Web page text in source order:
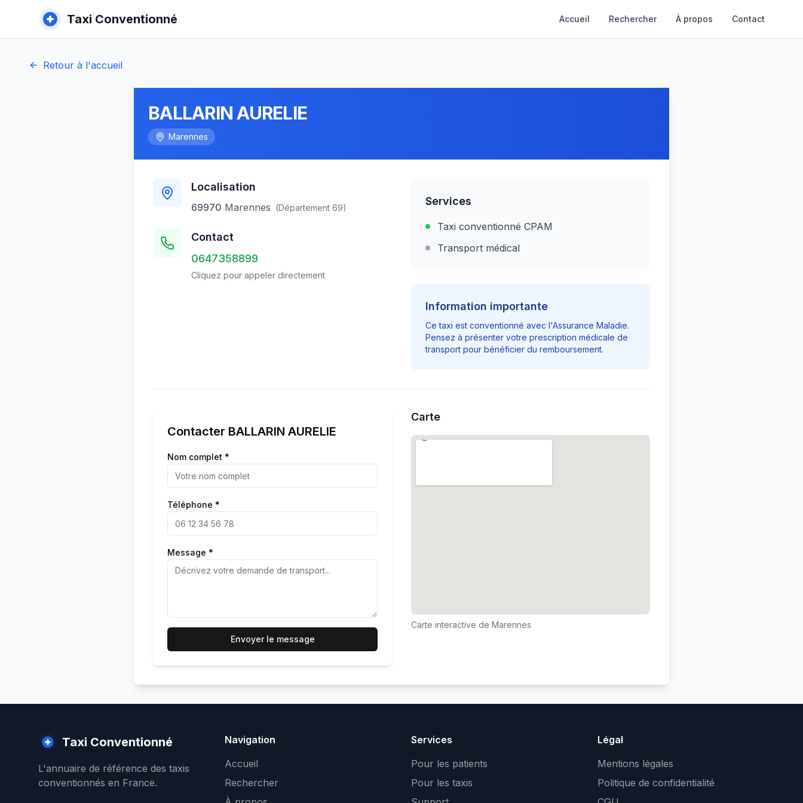
Taxi Conventionné Accueil Rechercher À propos Contact
Retour à l'accueil
BALLARIN AURELIE
Marennes
Localisation
69970 Marennes (Département 69)
Contact
0647358899
Cliquez pour appeler directement
Services
Taxi conventionné CPAM
Transport médical
Information importante
Ce taxi est conventionné avec l'Assurance Maladie.
Pensez à présenter votre prescription médicale de
transport pour bénéficier du remboursement.
Contacter BALLARIN AURELIE
Nom complet *
Téléphone *
Message *
Envoyer le message
Carte
Carte interactive de Marennes
Taxi Conventionné
L'annuaire de référence des taxis
conventionnés en France.
Navigation
Accueil
Rechercher
Services
Pour les patients
Pour les taxis
Légal
Mentions légales
Politique de confidentialité